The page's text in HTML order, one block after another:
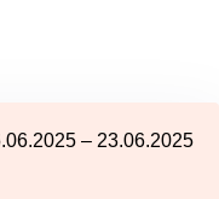
– 23.06.2025